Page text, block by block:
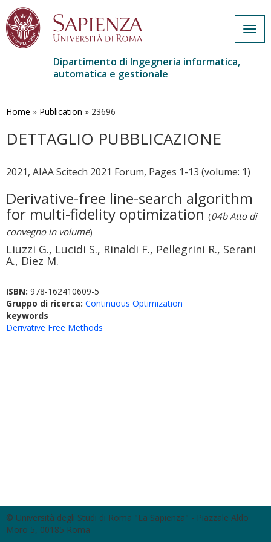
contenuto
Dipartimento di Ingegneria informatica,
automatica e gestionale
Home » Publication » 23696
DETTAGLIO PUBBLICAZIONE
2021, AIAA Scitech 2021 Forum, Pages 1-13 (volume: 1)
Derivative-free line-search algorithm
for multi-fidelity optimization (04b Atto di
convegno in volume)
Liuzzi G., Lucidi S., Rinaldi F., Pellegrini R., Serani
A., Diez M.
ISBN: 978-162410609-5
Gruppo di ricerca: Continuous Optimization
keywords
Derivative Free Methods
© Università degli Studi di Roma "La Sapienza" - Piazzale Aldo
Moro 5, 00185 Roma